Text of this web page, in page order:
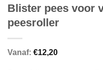
Blister pees voor
peesroller
Vanaf: €12,20